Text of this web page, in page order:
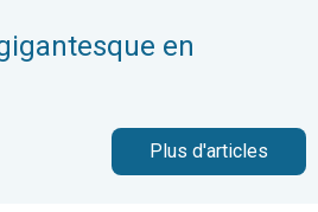
en
Plus d'articles